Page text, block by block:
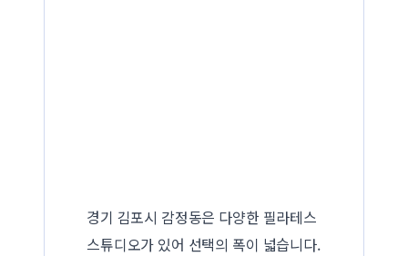
경기 김포시 감정동은 다양한 필라테스
스튜디오가 있어 선택의 폭이 넓습니다.